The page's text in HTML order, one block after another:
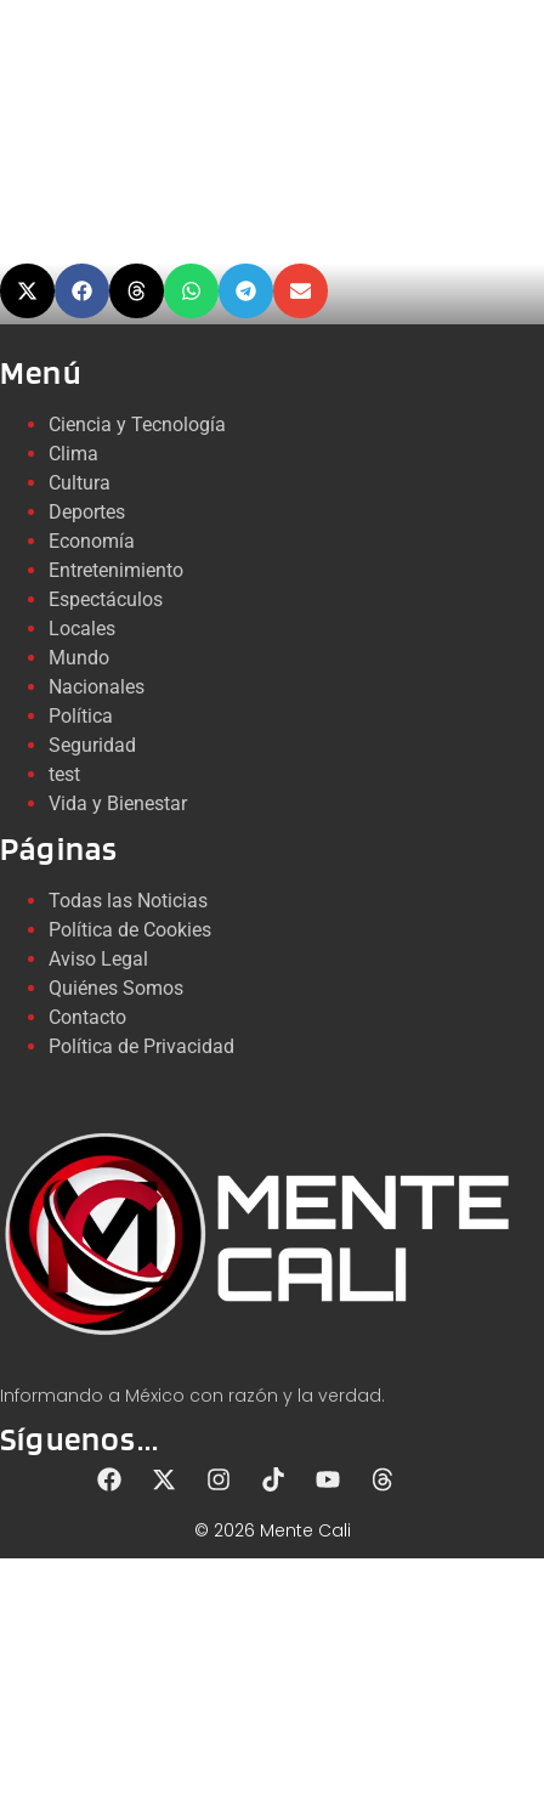
Informando a México con razón y la verdad.
Síguenos...
Menú
Ciencia y Tecnología
Clima
Cultura
Deportes
Economía
Entretenimiento
Espectáculos
Locales
Mundo
Nacionales
Política
Seguridad
test
Vida y Bienestar
Páginas
Todas las Noticias
Política de Cookies
Aviso Legal
Quiénes Somos
Contacto
Política de Privacidad
© 2026 Mente Cali